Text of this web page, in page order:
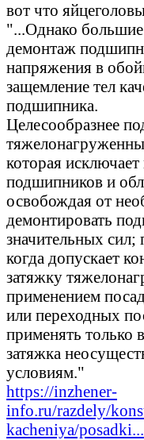
вот что
"...Однако
демонтаж
напряжения в
защемление тел
подшипника.
Целесообразнее
которая
подшипников и
освобождая от
демонтировать
значительных сил;
когда допускает
затяжку
применением
или переходных
применять только
затяжка
условиям."
https://inzhener-
info.ru/razdely/
kacheniya/posadki...